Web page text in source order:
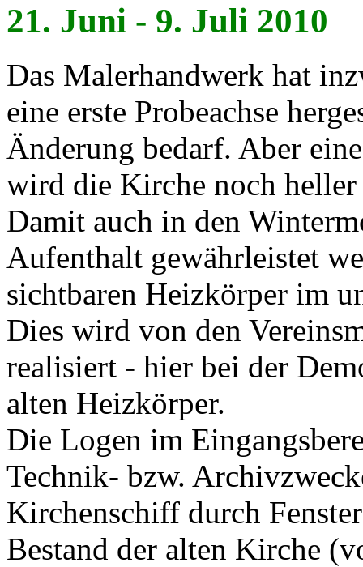
21. Juni - 9. Juli 2010
Das Malerhandwerk hat
eine erste Probeachse
Änderung bedarf. Aber
wird die Kirche noch
Damit auch in den
Aufenthalt gewährleistet
sichtbaren Heizkörper im
Dies wird von den
realisiert - hier bei der
alten Heizkörper.
Die Logen im
Technik- bzw.
Kirchenschiff durch
Bestand der alten Kirche